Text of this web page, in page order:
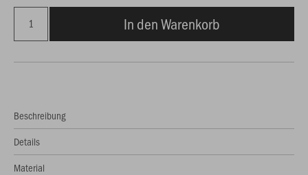
In den Warenkorb
Beschreibung
Details
Material